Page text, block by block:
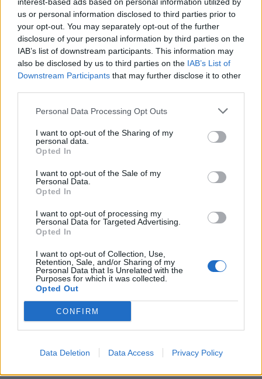
us or personal information disclosed to third parties prior to
your opt-out. You may separately opt-out of the further
disclosure of your personal information by third parties on the
IAB’s list of downstream participants. This information may
also be disclosed by us to third parties on the IAB’s List of
Downstream Participants that may further disclose it to other
Personal Data Processing Opt Outs
I want to opt-out of the Sharing of my
personal data.
Opted In
I want to opt-out of the Sale of my
Personal Data.
Opted In
I want to opt-out of processing my
Personal Data for Targeted Advertising.
Opted In
I want to opt-out of Collection, Use,
Retention, Sale, and/or Sharing of my
Personal Data that Is Unrelated with the
Purposes for which it was collected.
Opted Out
CONFIRM
Data Deletion Data Access Privacy Policy
00:00 01:16
Leonardo Maria Del Vecchio dall'ex compagna
in ospedale. Le dichiarazioni ai giornalisti